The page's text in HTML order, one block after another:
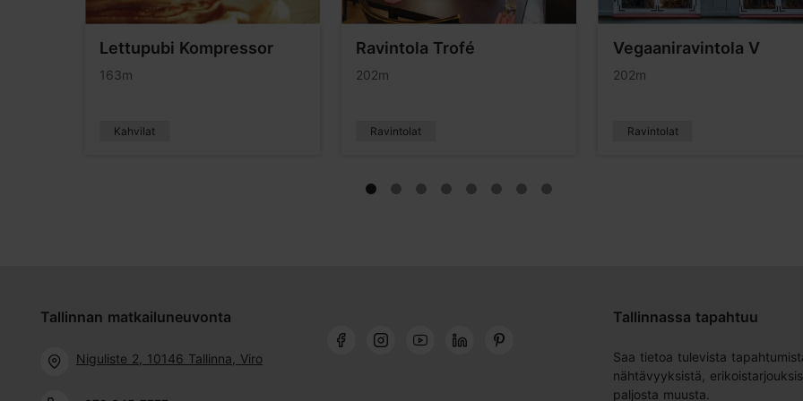
Lettupubi Kompressor
163m
Kahvilat
Ravintola Trofé
202m
Ravintolat
Vegaaniravintola V
202m
Ravintolat
Tallinnan matkailuneuvonta
Niguliste 2, 10146 Tallinna, Viro
Tallinnassa tapahtuu
Saa tietoa tulevista
nähtävyyksistä,
paljosta muusta.